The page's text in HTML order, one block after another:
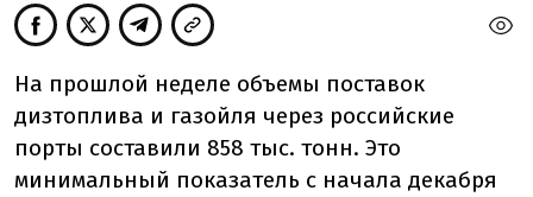
На прошлой неделе объемы поставок
дизтоплива и газойля через российские
порты составили 858 тыс. тонн. Это
минимальный показатель с начала декабря